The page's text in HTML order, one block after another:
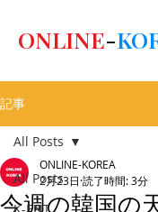
ONLINE-
記事
All Posts
All Posts
今週の韓国の
ONLINE-KOREA
2月23日 読了時間: 3分